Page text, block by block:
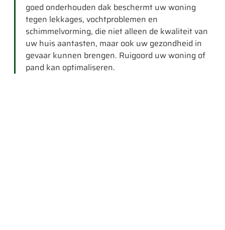
goed onderhouden dak beschermt uw woning
tegen lekkages, vochtproblemen en
schimmelvorming, die niet alleen de kwaliteit van
uw huis aantasten, maar ook uw gezondheid in
gevaar kunnen brengen. Ruigoord uw woning of
pand kan optimaliseren.